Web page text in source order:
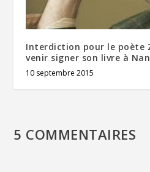
Interdiction pour le poète
venir signer son livre à
10 septembre 2015
5 COMMENTAIRES